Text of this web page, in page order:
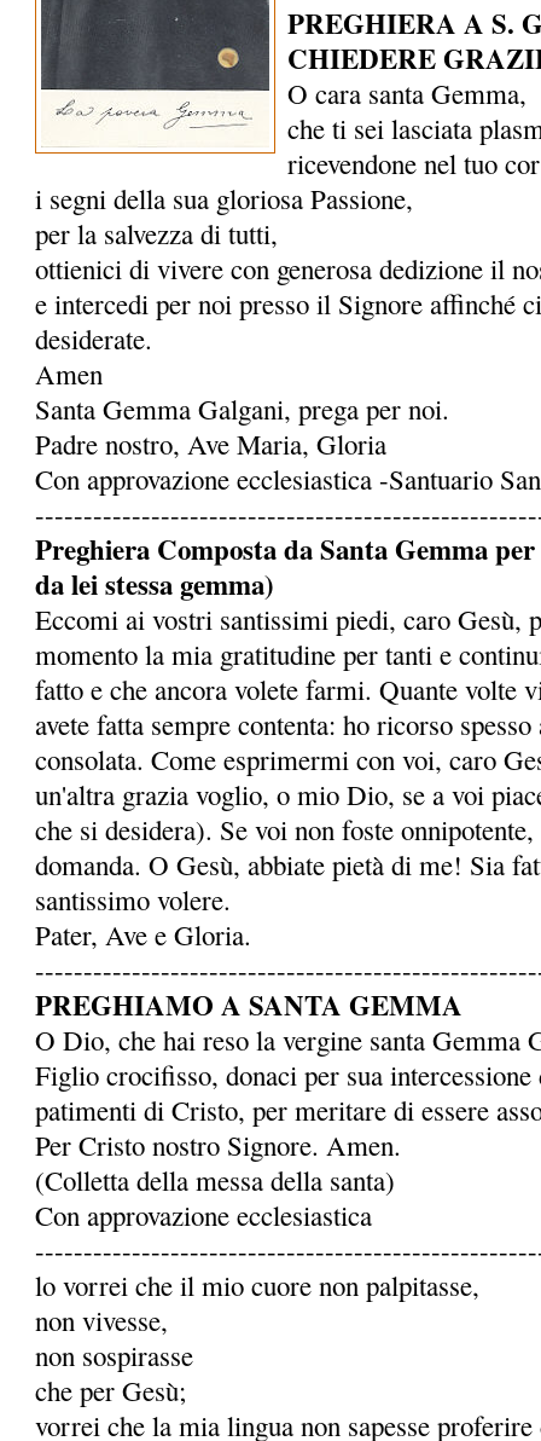
PREGHIERA A S.
CHIEDERE
O cara santa Gemma,
che ti sei lasciata
ricevendone nel tuo
i segni della sua gloriosa Passione,
per la salvezza di tutti,
ottienici di vivere con generosa dedizione il
e intercedi per noi presso il Signore affinché
desiderate.
Amen
Santa Gemma Galgani, prega per noi.
Padre nostro, Ave Maria, Gloria
Con approvazione ecclesiastica -Santuario
Preghiera Composta da Santa Gemma
da lei stessa gemma)
Eccomi ai vostri santissimi piedi, caro Gesù,
momento la mia gratitudine per tanti e
fatto e che ancora volete farmi. Quante volte
avete fatta sempre contenta: ho ricorso
consolata. Come esprimermi con voi, caro
un'altra grazia voglio, o mio Dio, se a voi
che si desidera). Se voi non foste
domanda. O Gesù, abbiate pietà di me! Sia
santissimo volere.
Pater, Ave e Gloria.
PREGHIAMO A SANTA GEMMA
O Dio, che hai reso la ver­gine santa Gemma
Figlio crocifisso, donaci per sua
patimenti di Cristo, per meritare di essere
Per Cristo nostro Signore. Amen.
(Colletta della messa della santa)
Con approvazione ecclesiastica
lo vorrei che il mio cuore non palpitasse,
non vivesse,
non sospirasse
che per Gesù;
vorrei che la mia lingua non sapesse